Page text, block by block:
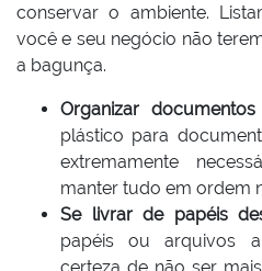
conservar o ambiente.
você e seu negócio não
a bagunça.
Organizar
plástico para
extremamente
manter tudo em ordem
Se livrar de papéis
papéis ou arquivos